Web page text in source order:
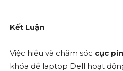
Kết Luận
Việc hiểu và chăm sóc cục
khóa để laptop Dell hoạt